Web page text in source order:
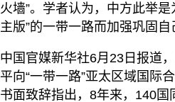
火墙”。学者认为，中方此举是
主版”的一带一路而加强巩固自
中国官媒新华社6月23日报道
平向“一带一路”亚太区域国际
书面致辞指出，8年来，140国